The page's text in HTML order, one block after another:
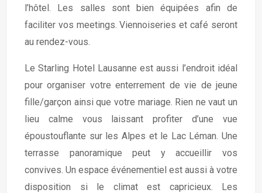
l’hôtel. Les salles sont bien équipées afin de
faciliter vos meetings. Viennoiseries et café seront
au rendez-vous.
Le Starling Hotel Lausanne est aussi l’endroit idéal
pour organiser votre enterrement de vie de jeune
fille/garçon ainsi que votre mariage. Rien ne vaut un
lieu calme vous laissant profiter d’une vue
époustouflante sur les Alpes et le Lac Léman. Une
terrasse panoramique peut y accueillir vos
convives. Un espace événementiel est aussi à votre
disposition si le climat est capricieux. Les